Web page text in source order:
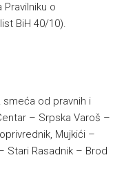
o
BiH 40/10).
smeća od pravnih i
– Srpska Varoš –
Mujkići –
Stari Rasadnik – Brod